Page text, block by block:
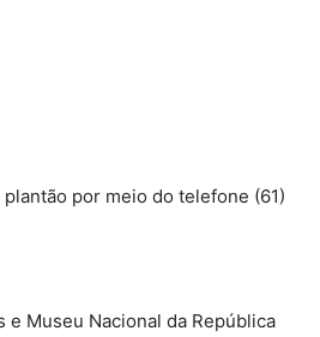
por meio do telefone (61)
Museu Nacional da República